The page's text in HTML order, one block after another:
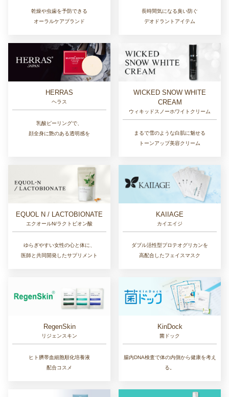
乾燥や虫歯を予防できる
オーラルケアブランド
長時間気になる臭い防ぐ
デオドラントアイテム
HERRAS
ヘラス
乳酸ピーリングで、
顔全身に艶のある透明感を
WICKED SNOW WHITE
CREAM
ウィキッドスノーホワイトクリーム
まるで雪のような白肌に魅せる
トーンアップ美容クリーム
EQUOL N / LACTOBIONATE
エクオールN/ラクトビオン酸
ゆらぎやすい女性の心と体に、
医師と共同開発したサプリメント
KAIIAGE
カイエイジ
ダブル活性型プロテオグリカンを
高配合したフェイスマスク
RegenSkin
リジェンスキン
ヒト臍帯血細胞順化培養液
配合コスメ
KinDock
菌ドック
腸内DNA検査で体の内側から健康を考え
る。